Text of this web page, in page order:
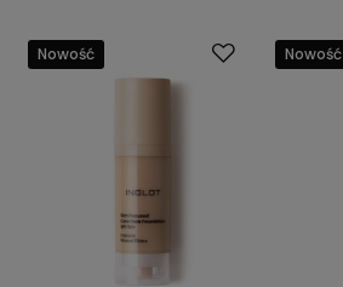
Nowość Nowość